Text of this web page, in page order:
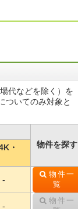
代などを除く）を
ついてのみ対象と
物件を探す
・
-
物件一
覧
-
物件一